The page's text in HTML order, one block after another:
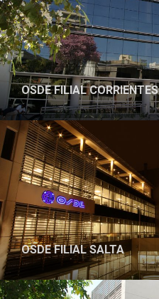
OSDE FILIAL CORRIENTES
OSDE FILIAL SALTA